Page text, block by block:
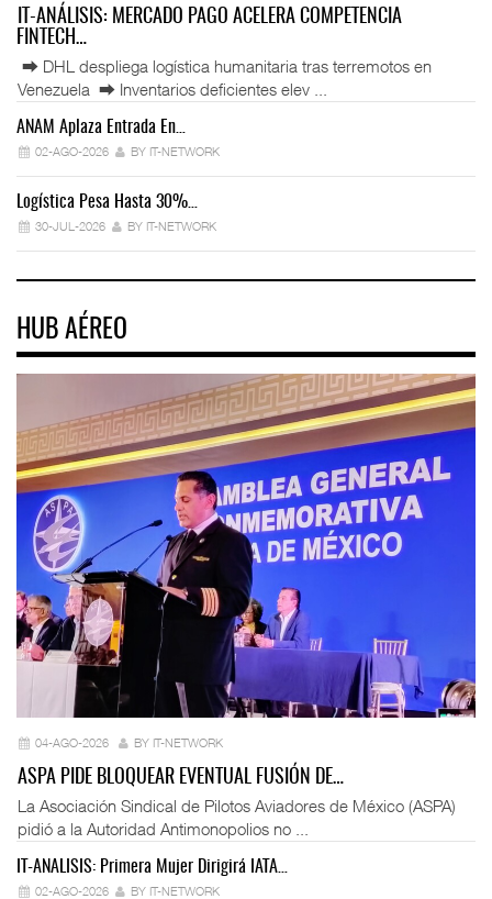
IT-ANÁLISIS: MERCADO PAGO ACELERA COMPETENCIA
FINTECH…
⮕ DHL despliega logística humanitaria tras terremotos en
Venezuela ⮕ Inventarios deficientes elev ...
ANAM Aplaza Entrada En…
02-AGO-2026 BY IT-NETWORK
Logística Pesa Hasta 30%…
30-JUL-2026 BY IT-NETWORK
HUB AÉREO
04-AGO-2026 BY IT-NETWORK
ASPA PIDE BLOQUEAR EVENTUAL FUSIÓN DE…
La Asociación Sindical de Pilotos Aviadores de México (ASPA)
pidió a la Autoridad Antimonopolios no ...
IT-ANÁLISIS: Primera Mujer Dirigirá IATA…
02-AGO-2026 BY IT-NETWORK